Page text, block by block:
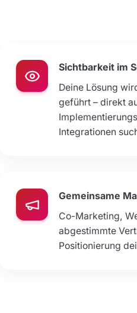
Sichtbarkeit im
Deine Lösung
geführt – direkt
Integrationen
Gemeinsame
Co-Marketing,
abgestimmte
Positionierung